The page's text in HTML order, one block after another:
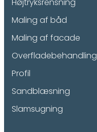
Maling af båd
Maling af facade
Overfladebehandling
Profil
Sandblæsning
Slamsugning